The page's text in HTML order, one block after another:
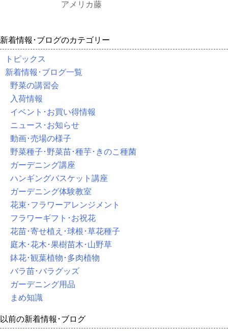
アメリカ藤
新着情報･ブログのカテゴリー
トピックス
新着情報･ブログ一覧
野菜の講習会
入荷情報
イベント･お買い得情報
ニュース･お知らせ
動画･売場の様子
野菜種子･野菜苗･種芋･きのこ種菌
ガーデニング講座
ハンギングバスケット講座
ガーデニング体験教室
花束･フラワーアレンジメント
フラワーギフト･お祝花
花苗･寄せ植え･球根･草花種子
庭木･花木･果樹苗木･山野草
鉢花･観葉植物･多肉植物
バラ苗･バラグッズ
ガーデニング用品
まめ知識
以前の新着情報･ブログ